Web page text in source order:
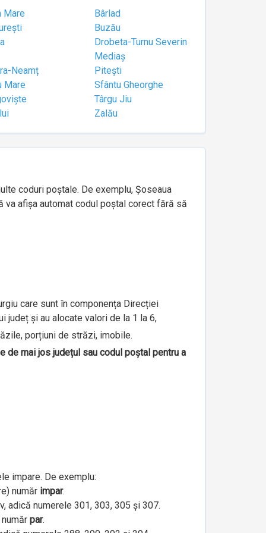
Mare
Bârlad
Buzău
Drobeta-Turnu Severin
Mediaș
Neamț
Pitești
Mare
Sfântu Gheorghe
Târgu Jiu
Zalău
coduri poștale. De exemplu, Șoseaua
va afișa automat codul poștal corect fără să
care sunt în componența Direcției
județ și au alocate valori de la 1 la 6,
porțiuni de străzi, imobile.
mai jos județul sau codul poștal pentru a
impare. De exemplu:
număr impar.
adică numerele 301, 303, 305 și 307.
par.